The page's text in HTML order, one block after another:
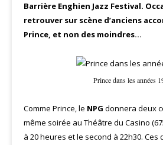
Barrière Enghien Jazz Festival.
retrouver sur scène d’anciens
Prince, et non des moindres…
Prince dans les années
Comme Prince, le NPG donnera deux
même soirée au Théâtre du Casino
à 20 heures et le second à 22h30. Ces